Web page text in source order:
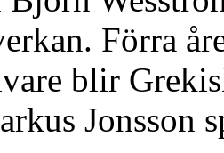
Förra
blir
Jonsson